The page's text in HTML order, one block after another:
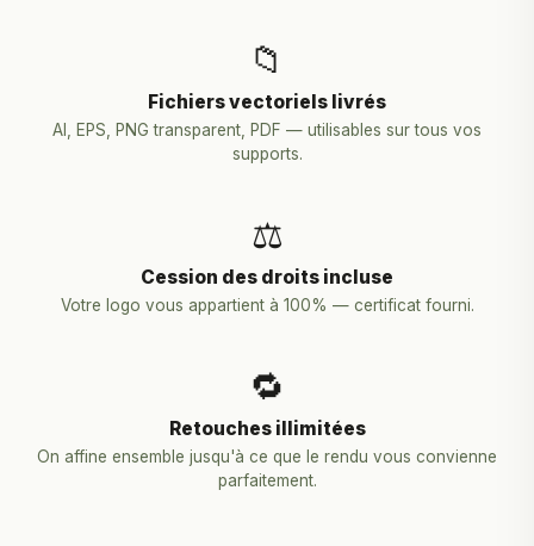
📁
Fichiers vectoriels livrés
AI, EPS, PNG transparent, PDF — utilisables sur tous vos
supports.
⚖️
Cession des droits incluse
Votre logo vous appartient à 100% — certificat fourni.
🔁
Retouches illimitées
On affine ensemble jusqu'à ce que le rendu vous convienne
parfaitement.